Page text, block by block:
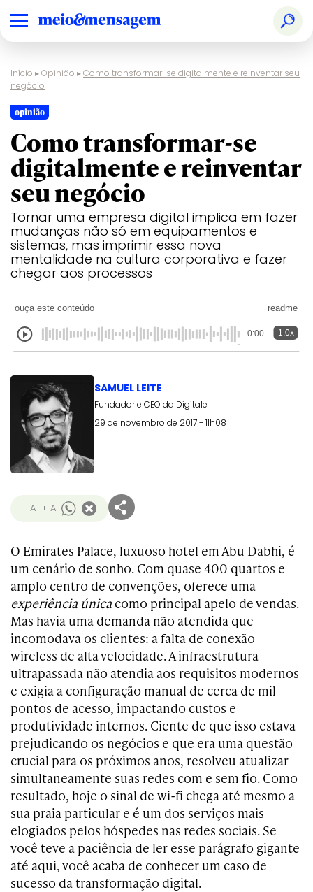
Início ▸Opinião ▸Como transformar-se digitalmente e reinventar seu
negócio
opinião
Como transformar-se
digitalmente e reinventar
seu negócio
Tornar uma empresa digital implica em fazer
mudanças não só em equipamentos e
sistemas, mas imprimir essa nova
mentalidade na cultura corporativa e fazer
chegar aos processos
ouça este conteúdo readme
0:00 1.0x
SAMUEL LEITE
Fundador e CEO da Digitale
29 de novembro de 2017 - 11h08
- A + A
O Emirates Palace, luxuoso hotel em Abu Dabhi, é
um cenário de sonho. Com quase 400 quartos e
amplo centro de convenções, oferece uma
experiência única como principal apelo de vendas.
Mas havia uma demanda não atendida que
incomodava os clientes: a falta de conexão
wireless de alta velocidade. A infraestrutura
ultrapassada não atendia aos requisitos modernos
e exigia a configuração manual de cerca de mil
pontos de acesso, impactando custos e
produtividade internos. Ciente de que isso estava
prejudicando os negócios e que era uma questão
crucial para os próximos anos, resolveu atualizar
simultaneamente suas redes com e sem fio. Como
resultado, hoje o sinal de wi-fi chega até mesmo a
sua praia particular e é um dos serviços mais
elogiados pelos hóspedes nas redes sociais. Se
você teve a paciência de ler esse parágrafo gigante
até aqui, você acaba de conhecer um caso de
sucesso da transformação digital.